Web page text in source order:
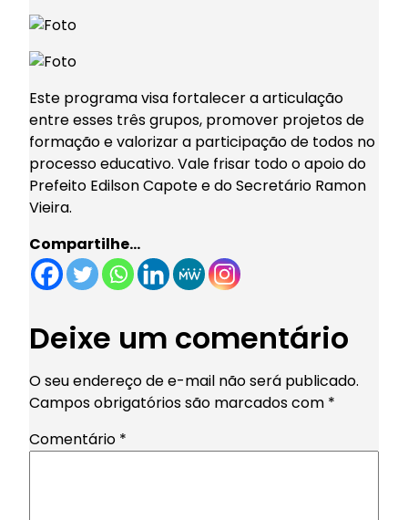
Este programa visa fortalecer a articulação
entre esses três grupos, promover projetos de
formação e valorizar a participação de todos no
processo educativo. Vale frisar todo o apoio do
Prefeito Edilson Capote e do Secretário Ramon
Vieira.
Compartilhe…
Deixe um comentário
O seu endereço de e-mail não será publicado.
Campos obrigatórios são marcados com *
Comentário *